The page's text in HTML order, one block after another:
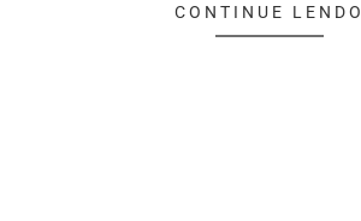
CONTINUE LENDO